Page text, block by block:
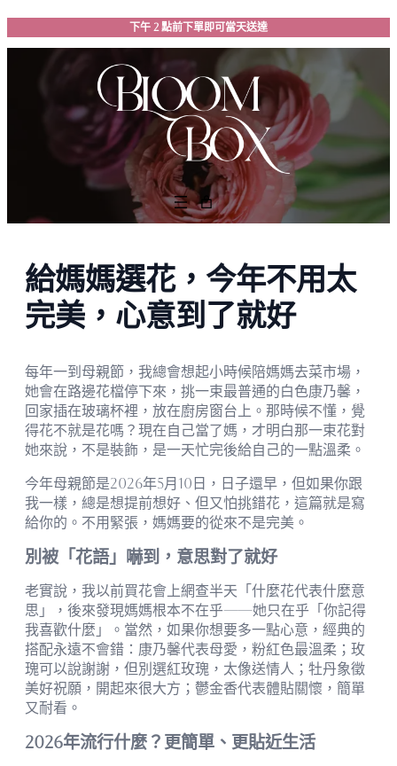
跳
至
下午 2 點前下單即可當天送達
給媽媽選花，今年不用太
完美，心意到了就好
每年一到母親節，我總會想起小時候陪媽媽去菜市場，
她會在路邊花檔停下來，挑一束最普通的白色康乃馨，
回家插在玻璃杯裡，放在廚房窗台上。那時候不懂，覺
得花不就是花嗎？現在自己當了媽，才明白那一束花對
她來說，不是裝飾，是一天忙完後給自己的一點溫柔。
今年母親節是2026年5月10日，日子還早，但如果你跟
我一樣，總是想提前想好、但又怕挑錯花，這篇就是寫
給你的。不用緊張，媽媽要的從來不是完美。
別被「花語」嚇到，意思對了就好
老實說，我以前買花會上網查半天「什麼花代表什麼意
思」，後來發現媽媽根本不在乎——她只在乎「你記得
我喜歡什麼」。當然，如果你想要多一點心意，經典的
搭配永遠不會錯：康乃馨代表母愛，粉紅色最溫柔；玫
瑰可以說謝謝，但別選紅玫瑰，太像送情人；牡丹象徵
美好祝願，開起來很大方；鬱金香代表體貼關懷，簡單
又耐看。
2026年流行什麼？更簡單、更貼近生活